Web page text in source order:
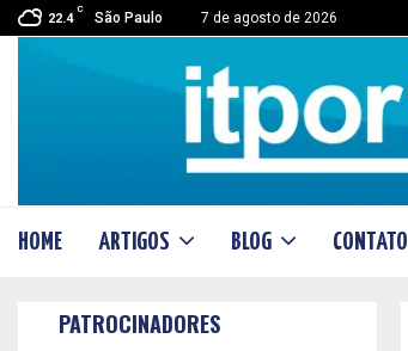
22.4
C
São Paulo 7 de agosto de 2026
HOME ARTIGOS BLOG CONTATO
PATROCINADORES